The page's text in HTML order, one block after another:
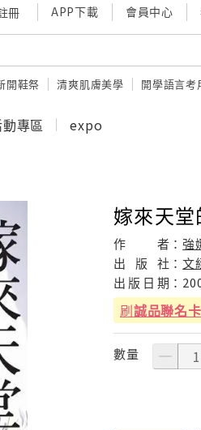
冊 APP下載 會員中心
開鞋祭 清爽肌膚美學 開學語言考
專區 expo
嫁來天堂
作 者：強
出
版 社：文
出 版 日 期：
刷誠品聯名卡
數量